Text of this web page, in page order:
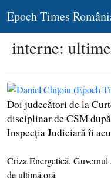
Epoch Times
interne:
Doi judecători de la
disciplinar de CSM
Inspecţia Judiciară îi
Criza Energetică. Guvernul
de ultimă oră